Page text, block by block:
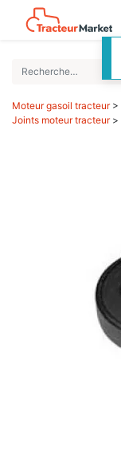
Moteur gasoil tracteur>
Joints moteur tracteur>